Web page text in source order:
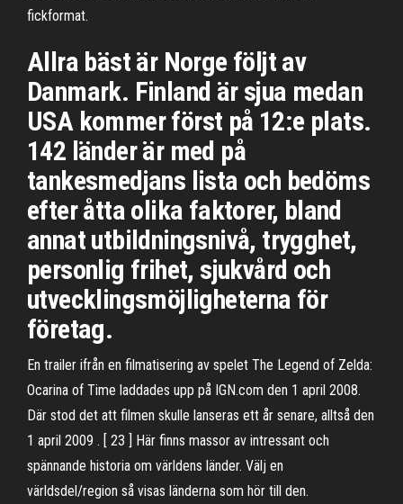
fickformat.
Allra bäst är Norge följt av
Danmark. Finland är sjua medan
USA kommer först på 12:e plats.
142 länder är med på
tankesmedjans lista och bedöms
efter åtta olika faktorer, bland
annat utbildningsnivå, trygghet,
personlig frihet, sjukvård och
utvecklingsmöjligheterna för
företag.
En trailer ifrån en filmatisering av spelet The Legend of Zelda:
Ocarina of Time laddades upp på IGN.com den 1 april 2008.
Där stod det att filmen skulle lanseras ett år senare, alltså den
1 april 2009 . [ 23 ] Här finns massor av intressant och
spännande historia om världens länder. Välj en
världsdel/region så visas länderna som hör till den.